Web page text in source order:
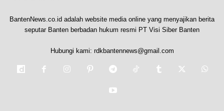
BantenNews.co.id adalah website media online yang menyajikan berita
seputar Banten berbadan hukum resmi PT Visi Siber Banten
Hubungi kami: rdkbantennews@gmail.com